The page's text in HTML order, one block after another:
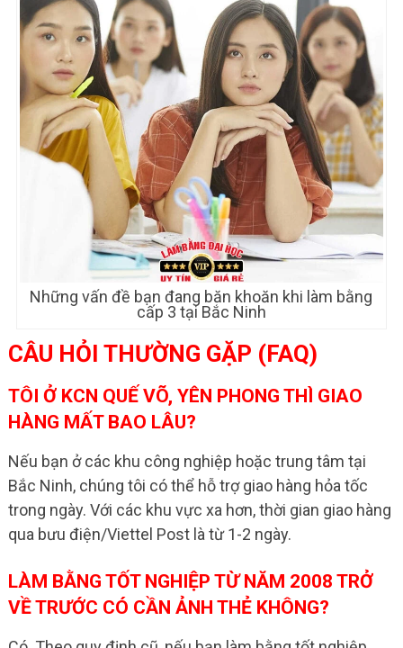
Những vấn đề bạn đang băn khoăn khi làm bằng
cấp 3 tại Bắc Ninh
CÂU HỎI THƯỜNG GẶP (FAQ)
TÔI Ở KCN QUẾ VÕ, YÊN PHONG THÌ GIAO
HÀNG MẤT BAO LÂU?
Nếu bạn ở các khu công nghiệp hoặc trung tâm tại
Bắc Ninh, chúng tôi có thể hỗ trợ giao hàng hỏa tốc
trong ngày. Với các khu vực xa hơn, thời gian giao hàng
qua bưu điện/Viettel Post là từ 1-2 ngày.
LÀM BẰNG TỐT NGHIỆP TỪ NĂM 2008 TRỞ
VỀ TRƯỚC CÓ CẦN ẢNH THẺ KHÔNG?